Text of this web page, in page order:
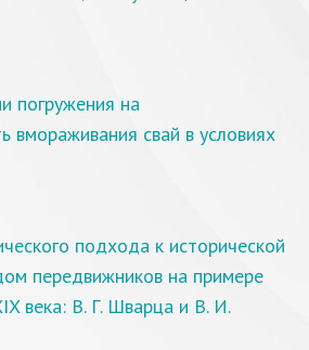
погружения на
вмораживания свай в условиях
подхода к исторической
передвижников на примере
века: В. Г. Шварца и В. И.